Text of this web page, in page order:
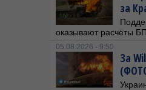
за
оказывают расчёты
05.08.2026 - 9:50
За